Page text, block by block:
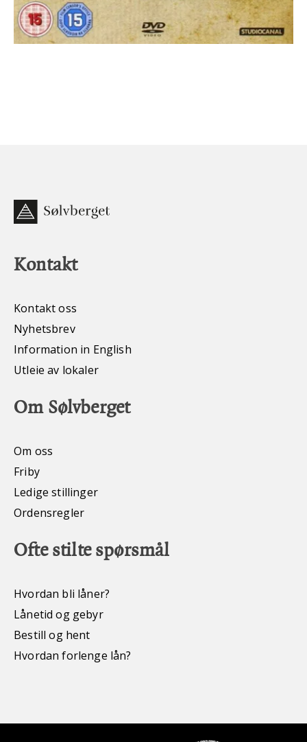
Kontakt
Kontakt oss
Nyhetsbrev
Information in English
Utleie av lokaler
Om Sølvberget
Om oss
Friby
Ledige stillinger
Ordensregler
Ofte stilte spørsmål
Hvordan bli låner?
Lånetid og gebyr
Bestill og hent
Hvordan forlenge lån?